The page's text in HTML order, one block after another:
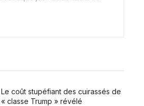
Le coût stupéfiant des cuirassés de
« classe Trump » révélé